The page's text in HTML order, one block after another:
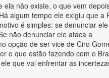
ela não existe, o que vem
algum tempo ele exigiu que a
é simples: se denunciar ele
não denunciar ele ataca a
opção de ser vice de Ciro
o que estão fazendo com o
que vai enfrentar as